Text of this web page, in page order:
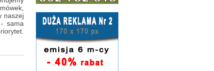
naszej
sama